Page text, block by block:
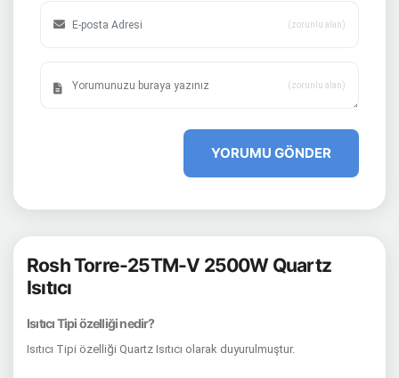
(zorunlu alan)
(zorunlu alan)
YORUMU GÖNDER
Rosh Torre-25TM-V 2500W Quartz
Isıtıcı
Isıtıcı Tipi özelliği nedir?
Isıtıcı Tipi özelliği Quartz Isıtıcı olarak duyurulmuştur.